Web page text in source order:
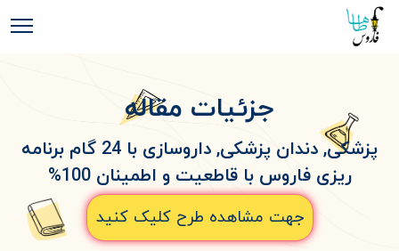
جزئیات مقاله
پزشکی, دندان پزشکی, داروسازی با 24 گام برنامه
ریزی فاروس با قاطعیت و اطمینان 100%
جهت مشاهده طرح کلیک کنید